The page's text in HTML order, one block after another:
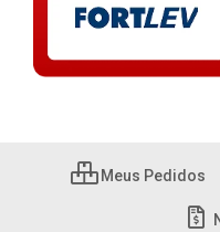
Meus Pedidos